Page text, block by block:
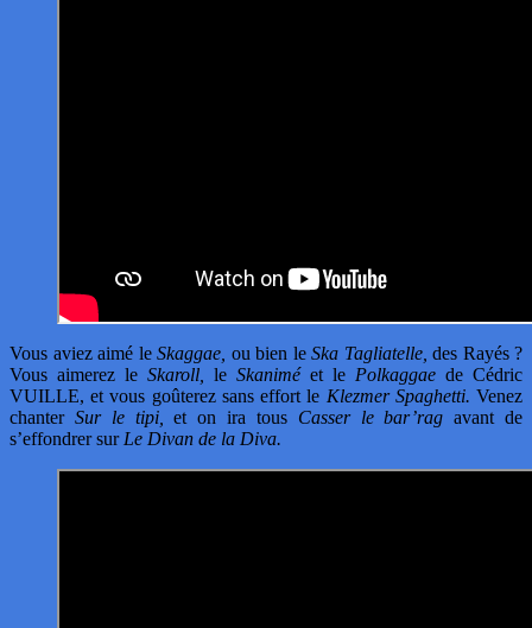
Vous aviez aimé le Skaggae, ou bien le Ska Tagliatelle, des Rayés ?
Vous aimerez le Skaroll, le Skaniméet le Polkaggae de Cédric
VUILLE, et vous goûterez sans effort le Klezmer Spaghetti. Venez
chanter Sur le tipi, et on ira tous Casser le bar’rag avant de
s’effondrer sur Le Divan de la Diva.